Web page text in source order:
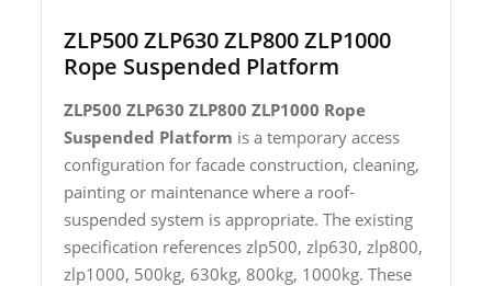
ZLP500 ZLP630 ZLP800 ZLP1000
Rope Suspended Platform
ZLP500 ZLP630 ZLP800 ZLP1000 Rope
Suspended Platform is a temporary access
configuration for facade construction, cleaning,
painting or maintenance where a roof-
suspended system is appropriate. The existing
specification references zlp500, zlp630, zlp800,
zlp1000, 500kg, 630kg, 800kg, 1000kg. These